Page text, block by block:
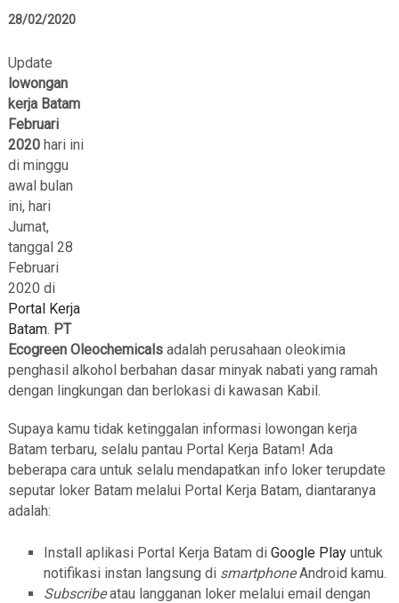
28/02/2020
Update
lowongan
kerja Batam
Februari
2020hari ini
di minggu
awal bulan
ini, hari
Jumat,
tanggal 28
Februari
2020 di
Portal Kerja
Batam. PT
Ecogreen Oleochemicals adalah perusahaan oleokimia
penghasil alkohol berbahan dasar minyak nabati yang ramah
dengan lingkungan dan berlokasi di kawasan Kabil.
Supaya kamu tidak ketinggalan informasi lowongan kerja
Batam terbaru, selalu pantau Portal Kerja Batam! Ada
beberapa cara untuk selalu mendapatkan info loker terupdate
seputar loker Batam melalui Portal Kerja Batam, diantaranya
adalah:
Install aplikasi Portal Kerja Batam di Google Playuntuk
notifikasi instan langsung di smartphoneAndroid kamu.
Subscribeatau langganan loker melalui email dengan